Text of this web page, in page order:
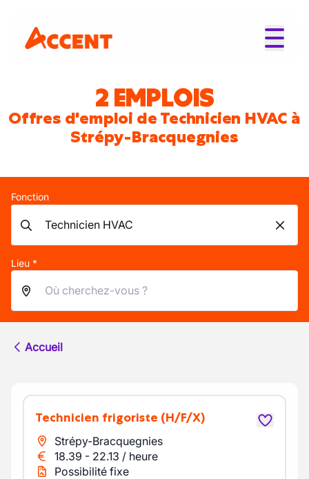
2 EMPLOIS
Offres d'emploi de Technicien HVAC à
Strépy-Bracquegnies
Fonction
Lieu *
Accueil
Technicien frigoriste (H/F/X)
Strépy-Bracquegnies
18.39 - 22.13 / heure
Possibilité fixe